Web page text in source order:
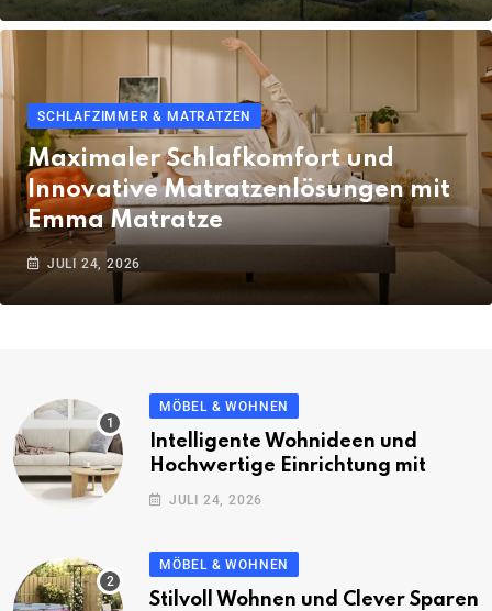
SCHLAFZIMMER & MATRATZEN
Maximaler Schlafkomfort und
Innovative Matratzenlösungen mit
Emma Matratze
JULI 24, 2026
MÖBEL & WOHNEN
Intelligente Wohnideen und
Hochwertige Einrichtung mit
JULI 24, 2026
MÖBEL & WOHNEN
Stilvoll Wohnen und Clever Sparen